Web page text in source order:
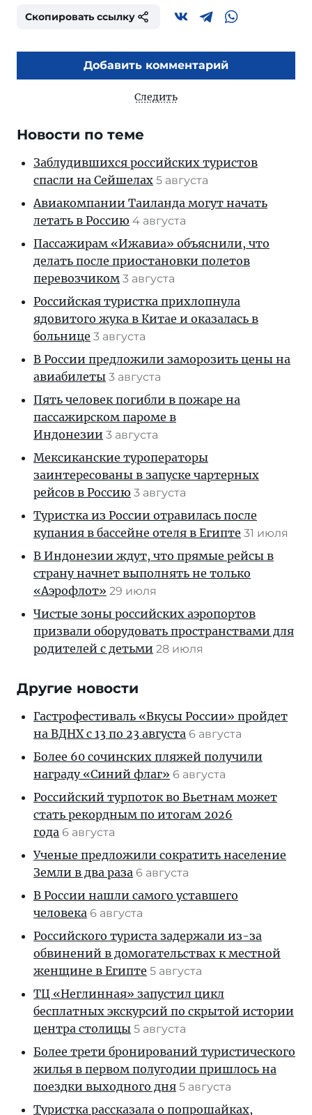
Скопировать ссылку
Добавить комментарий
Следить
Новости по теме
Заблудившихся российских туристов
спасли на Сейшелах 5 августа
Авиакомпании Таиланда могут начать
летать в Россию 4 августа
Пассажирам «Ижавиа» объяснили, что
делать после приостановки полетов
перевозчиком 3 августа
Российская туристка прихлопнула
ядовитого жука в Китае и оказалась в
больнице 3 августа
В России предложили заморозить цены на
авиабилеты 3 августа
Пять человек погибли в пожаре на
пассажирском пароме в
Индонезии 3 августа
Мексиканские туроператоры
заинтересованы в запуске чартерных
рейсов в Россию 3 августа
Туристка из России отравилась после
купания в бассейне отеля в Египте 31 июля
В Индонезии ждут, что прямые рейсы в
страну начнет выполнять не только
«Аэрофлот» 29 июля
Чистые зоны российских аэропортов
призвали оборудовать пространствами для
родителей с детьми 28 июля
Другие новости
Гастрофестиваль «Вкусы России» пройдет
на ВДНХ с 13 по 23 августа 6 августа
Более 60 сочинских пляжей получили
награду «Синий флаг» 6 августа
Российский турпоток во Вьетнам может
стать рекордным по итогам 2026
года 6 августа
Ученые предложили сократить население
Земли в два раза 6 августа
В России нашли самого уставшего
человека 6 августа
Российского туриста задержали из-за
обвинений в домогательствах к местной
женщине в Египте 5 августа
ТЦ «Неглинная» запустил цикл
бесплатных экскурсий по скрытой истории
центра столицы 5 августа
Более трети бронирований туристического
жилья в первом полугодии пришлось на
поездки выходного дня 5 августа
Туристка рассказала о попрошайках,